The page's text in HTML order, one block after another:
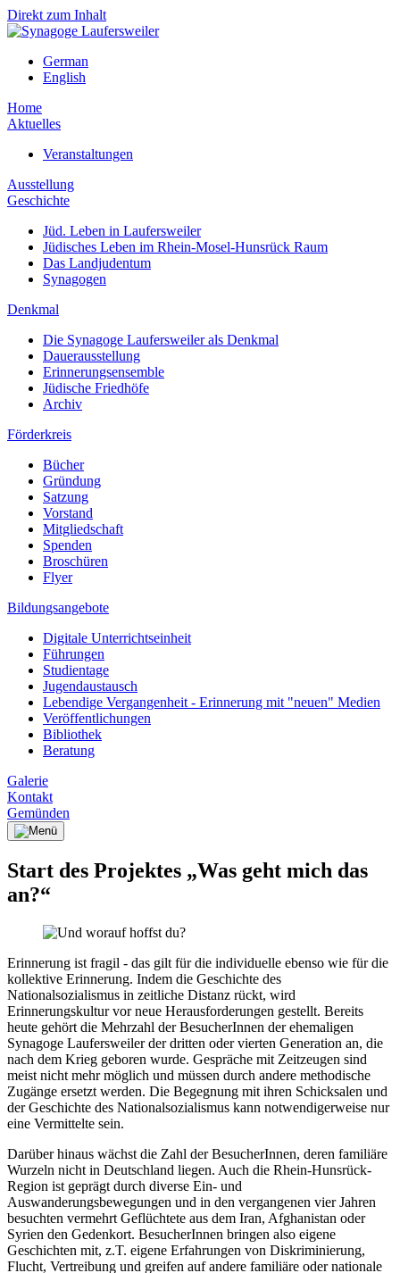
Direkt zum Inhalt
German
English
Home
Aktuelles
Veranstaltungen
Ausstellung
Geschichte
Jüd. Leben in Laufersweiler
Jüdisches Leben im Rhein-Mosel-Hunsrück Raum
Das Landjudentum
Synagogen
Denkmal
Die Synagoge Laufersweiler als Denkmal
Dauerausstellung
Erinnerungsensemble
Jüdische Friedhöfe
Archiv
Förderkreis
Bücher
Gründung
Satzung
Vorstand
Mitgliedschaft
Spenden
Broschüren
Flyer
Bildungsangebote
Digitale Unterrichtseinheit
Führungen
Studientage
Jugendaustausch
Lebendige Vergangenheit - Erinnerung mit "neuen" Medien
Veröffentlichungen
Bibliothek
Beratung
Galerie
Kontakt
Gemünden
Start des Projektes „Was geht mich das
an?“
Erinnerung ist fragil - das gilt für die individuelle ebenso wie für die
kollektive Erinnerung. Indem die Geschichte des
Nationalsozialismus in zeitliche Distanz rückt, wird
Erinnerungskultur vor neue Herausforderungen gestellt. Bereits
heute gehört die Mehrzahl der BesucherInnen der ehemaligen
Synagoge Laufersweiler der dritten oder vierten Generation an, die
nach dem Krieg geboren wurde. Gespräche mit Zeitzeugen sind
meist nicht mehr möglich und müssen durch andere methodische
Zugänge ersetzt werden. Die Begegnung mit ihren Schicksalen und
der Geschichte des Nationalsozialismus kann notwendigerweise nur
eine Vermittelte sein.
Darüber hinaus wächst die Zahl der BesucherInnen, deren familiäre
Wurzeln nicht in Deutschland liegen. Auch die Rhein-Hunsrück-
Region ist geprägt durch diverse Ein- und
Auswanderungsbewegungen und in den vergangenen vier Jahren
besuchten vermehrt Geflüchtete aus dem Iran, Afghanistan oder
Syrien den Gedenkort. BesucherInnen bringen also eigene
Geschichten mit, z.T. eigene Erfahrungen von Diskriminierung,
Flucht, Vertreibung und greifen auf andere familiäre oder nationale